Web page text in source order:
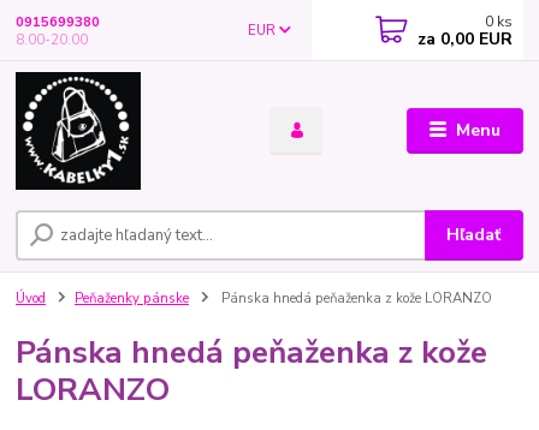
Menu
EUR
Hľadať
0915699380
8.00-20.00
0 ks
za 0,00 EUR
Úvod Peňaženky pánske Pánska hnedá peňaženka z kože LORANZO
Pánska hnedá peňaženka z kože
LORANZO